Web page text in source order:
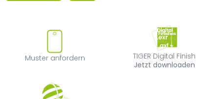
Muster anfordern
Muster anfordern
TIGER Digital
TIGER Digital Finish
Jetzt downloaden